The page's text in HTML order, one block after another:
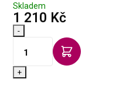
Skladem
1 210 Kčs DPH
-
+